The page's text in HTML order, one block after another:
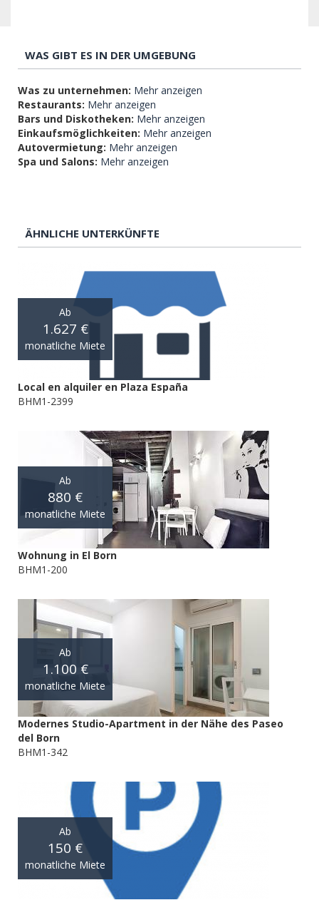
WAS GIBT ES IN DER UMGEBUNG
Was zu unternehmen: Mehr anzeigen
Restaurants: Mehr anzeigen
Bars und Diskotheken: Mehr anzeigen
Einkaufsmöglichkeiten: Mehr anzeigen
Autovermietung: Mehr anzeigen
Spa und Salons: Mehr anzeigen
ÄHNLICHE UNTERKÜNFTE
Ab
1.627 €
monatliche Miete
Local en alquiler en Plaza España
BHM1-2399
Ab
880 €
monatliche Miete
Wohnung in El Born
BHM1-200
Ab
1.100 €
monatliche Miete
Modernes Studio-Apartment in der Nähe des Paseo
del Born
BHM1-342
Ab
150 €
monatliche Miete